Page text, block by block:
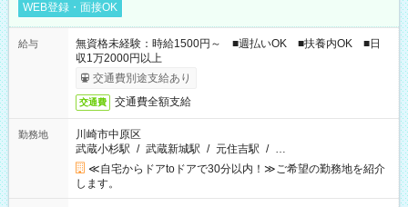
WEB登録・面接OK
給与
無資格未経験：時給1500円～ ■週払いOK ■扶養内OK ■日
収1万2000円以上
交通費別途支給あり
交通費 交通費全額支給
勤務地
川崎市中原区
武蔵小杉駅 / 武蔵新城駅 / 元住吉駅 / …
≪自宅からドアtoドアで30分以内！≫ご希望の勤務地を紹介
します。